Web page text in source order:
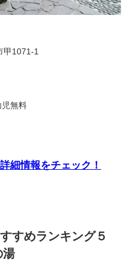
甲1071-1
無料
細情報をチェック！
すめランキング５
湯